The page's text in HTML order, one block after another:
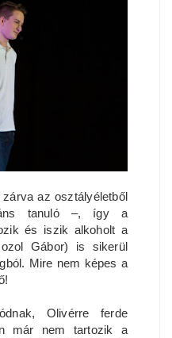
az osztályéletből
tanuló –, így a
és iszik alkoholt a
Gábor) is sikerül
Mire nem képes a
Olivérre ferde
már nem tartozik a